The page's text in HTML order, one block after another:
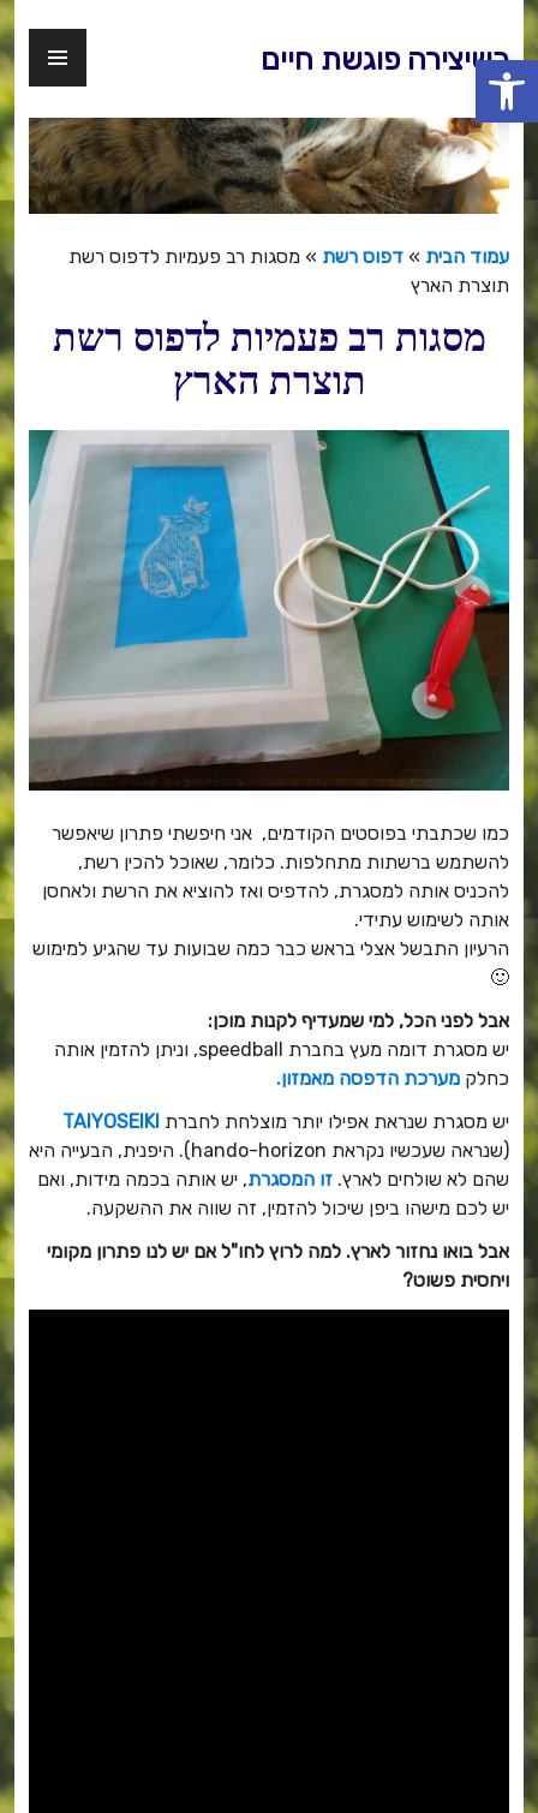
כשיצירה פוגשת חיים
עמוד הבית » דפוס רשת » מסגות רב פעמיות לדפוס רשת
תוצרת הארץ
מסגות רב פעמיות לדפוס רשת
תוצרת הארץ
כמו שכתבתי בפוסטים הקודמים, אני חיפשתי פתרון שיאפשר
להשתמש ברשתות מתחלפות. כלומר, שאוכל להכין רשת,
להכניס אותה למסגרת, להדפיס ואז להוציא את הרשת ולאחסן
אותה לשימוש עתידי.
הרעיון התבשל אצלי בראש כבר כמה שבועות עד שהגיע למימוש
🙂
אבל לפני הכל, למי שמעדיף לקנות מוכן:
יש מסגרת דומה מעץ בחברת speedball, וניתן להזמין אותה
כחלק מערכת הדפסה מאמזון.
יש מסגרת שנראת אפילו יותר מוצלחת לחברת TAIYOSEIKI
(שנראה שעכשיו נקראת hando-horizon). היפנית, הבעייה היא
שהם לא שולחים לארץ. זו המסגרת, יש אותה בכמה מידות, ואם
יש לכם מישהו ביפן שיכול להזמין, זה שווה את ההשקעה.
אבל בואו נחזור לארץ. למה לרוץ לחו"ל אם יש לנו פתרון מקומי
ויחסית פשוט?
פתח סרגל נגישות